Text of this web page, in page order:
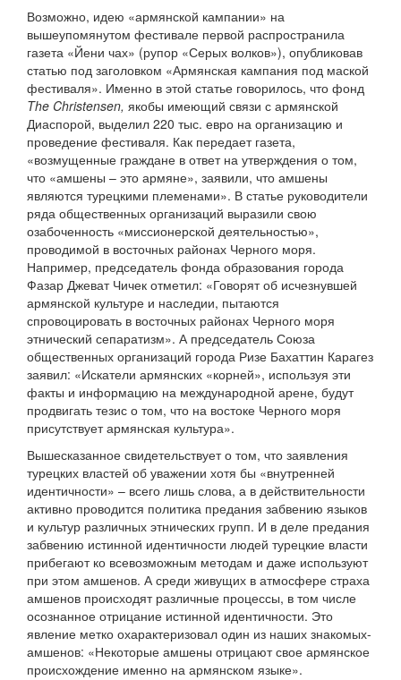
Возможно, идею «армянской кампании» на
вышеупомянутом фестивале первой распространила
газета «Йени чах» (рупор «Серых волков»), опубликовав
статью под заголовком «Армянская кампания под маской
фестиваля». Именно в этой статье говорилось, что фонд
The Christensen, якобы имеющий связи с армянской
Диаспорой, выделил 220 тыс. евро на организацию и
проведение фестиваля. Как передает газета,
«возмущенные граждане в ответ на утверждения о том,
что «амшены – это армяне», заявили, что амшены
являются турецкими племенами». В статье руководители
ряда общественных организаций выразили свою
озабоченность «миссионерской деятельностью»,
проводимой в восточных районах Черного моря.
Например, председатель фонда образования города
Фазар Джеват Чичек отметил: «Говорят об исчезнувшей
армянской культуре и наследии, пытаются
спровоцировать в восточных районах Черного моря
этнический сепаратизм». А председатель Союза
общественных организаций города Ризе Бахаттин Карагез
заявил: «Искатели армянских «корней», используя эти
факты и информацию на международной арене, будут
продвигать тезис о том, что на востоке Черного моря
присутствует армянская культура».
Вышесказанное свидетельствует о том, что заявления
турецких властей об уважении хотя бы «внутренней
идентичности» – всего лишь слова, а в действительности
активно проводится политика предания забвению языков
и культур различных этнических групп. И в деле предания
забвению истинной идентичности людей турецкие власти
прибегают ко всевозможным методам и даже используют
при этом амшенов. А среди живущих в атмосфере страха
амшенов происходят различные процессы, в том числе
осознанное отрицание истинной идентичности. Это
явление метко охарактеризовал один из наших знакомых-
амшенов: «Некоторые амшены отрицают свое армянское
происхождение именно на армянском языке».